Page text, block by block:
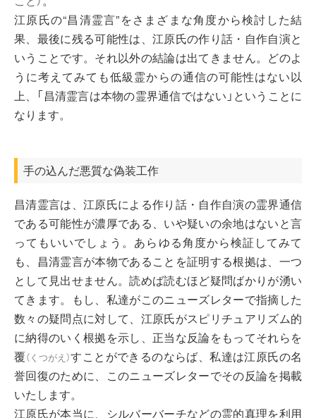
江原氏の“昌清霊言”をさまざまな角度から検討した結
果、最後に残る可能性は、江原氏の作り話・自作自演と
いうことです。それ以外の結論は出てきません。どのよ
うに考えてみても低級霊からの通信の可能性はない以
上、「昌清霊言は本物の霊界通信ではない」ということに
なります。
手の込んだ悪質な偽装工作
昌清霊言は、江原氏による作り話・自作自演の霊界通信
である可能性が濃厚である、いや疑いの余地はないと言
ってもいいでしょう。あらゆる角度から検証してみて
も、昌清霊言が本物であることを証明する根拠は、一つ
として見出せません。読めば読むほど疑問ばかりが湧い
てきます。もし、私達がこのニューズレターで指摘した
数々の疑問点に対して、江原氏がスピリチュアリズム的
に納得のいく根拠を示し、正当な反論をもってそれらを
覆（くつがえ ）すことができるのならば、私達は江原氏の名
誉回復のために、このニューズレターでその反論を掲載
いたします。
江原氏が本当に、シルバーバーチなどの霊的真理を利用